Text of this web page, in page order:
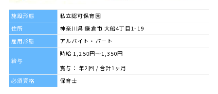
施設形態
私立認可保育園
住所
神奈川県 鎌倉市 大船4丁目1-19
雇用形態
アルバイト・パート
給与
時給 1,250円～1,350円
賞与： 年2回 / 合計1ヶ月
必須資格
保育士